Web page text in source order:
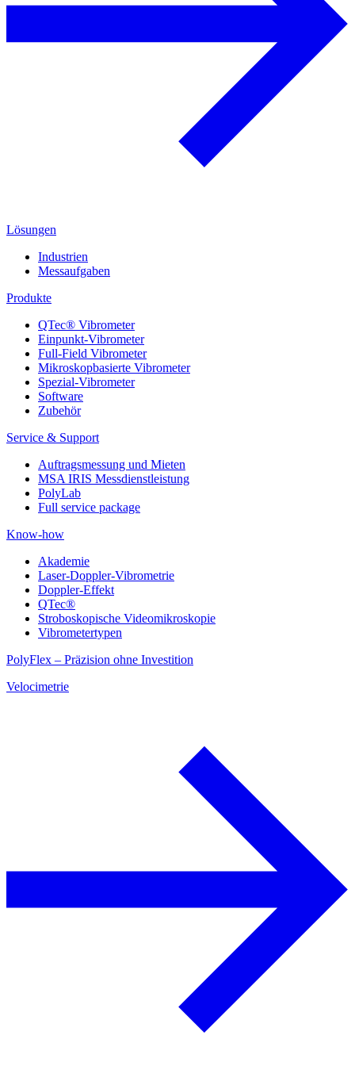
Lösungen
Industrien
Messaufgaben
Produkte
QTec® Vibrometer
Einpunkt-Vibrometer
Full-Field Vibrometer
Mikroskopbasierte Vibrometer
Spezial-Vibrometer
Software
Zubehör
Service & Support
Auftragsmessung und Mieten
MSA IRIS Messdienstleistung
PolyLab
Full service package
Know-how
Akademie
Laser-Doppler-Vibrometrie
Doppler-Effekt
QTec®
Stroboskopische Videomikroskopie
Vibrometertypen
PolyFlex – Präzision ohne Investition
Velocimetrie